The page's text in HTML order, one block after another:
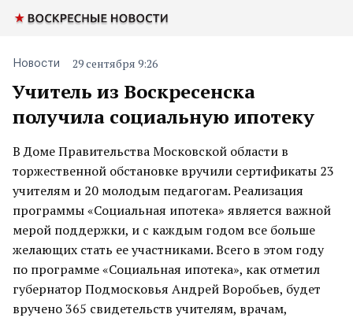
Учитель из Воскресенска
получила социальную ипотеку
Новости 29 сентября 9:26
В Доме Правительства Московской области в
торжественной обстановке вручили сертификаты 23
учителям и 20 молодым педагогам. Реализация
программы «Социальная ипотека» является важной
мерой поддержки, и с каждым годом все больше
желающих стать ее участниками. Всего в этом году
по программе «Социальная ипотека», как отметил
губернатор Подмосковья Андрей Воробьев, будет
вручено 365 свидетельств учителям, врачам,